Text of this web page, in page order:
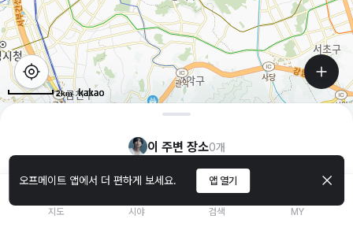
오프메이트 앱에서 더 편하게 보세요. 앱 열기
2km
이 주변 장소0개
지도 시야 검색 MY